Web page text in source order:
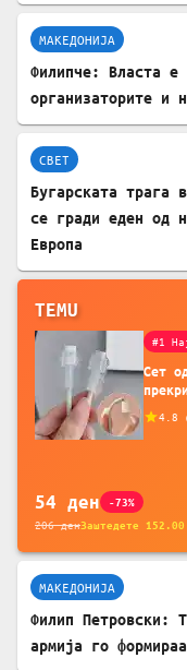
МАКЕДОНИЈА
Филипче: Власта е
организаторите и
СВЕТ
Бугарската трага
се гради еден од
Европа
TEMU
#1
Сет
4.8
54 ден -73%
206денЗаштедете 152.00
МАКЕДОНИЈА
Филип Петровски:
армија го